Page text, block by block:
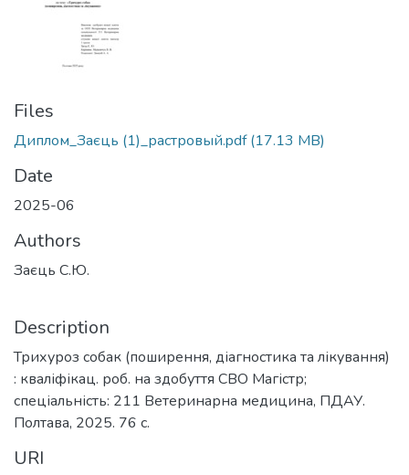
Files
Диплом_Заєць (1)_растровый.pdf(17.13 MB)
Date
2025-06
Authors
Заєць С.Ю.
Description
Трихуроз собак (поширення, діагностика та лікування)
: кваліфікац. роб. на здобуття СВО Магістр;
спеціальність: 211 Ветеринарна медицина, ПДАУ.
Полтава, 2025. 76 с.
URI